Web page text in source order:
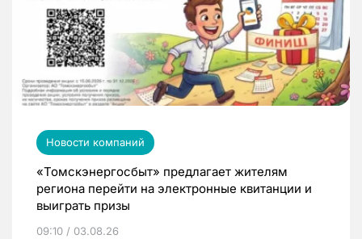
Новости компаний
«Томскэнергосбыт» предлагает жителям
региона перейти на электронные квитанции и
выиграть призы
09:10 / 03.08.26